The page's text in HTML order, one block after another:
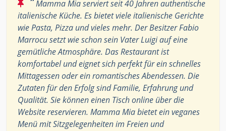
Mamma Mia serviert seit 40 Jahren authentische
italienische Küche. Es bietet viele italienische Gerichte
wie Pasta, Pizza und vieles mehr. Der Besitzer Fabio
Marrocu setzt wie schon sein Vater Luigi auf eine
gemütliche Atmosphäre. Das Restaurant ist
komfortabel und eignet sich perfekt für ein schnelles
Mittagessen oder ein romantisches Abendessen. Die
Zutaten für den Erfolg sind Familie, Erfahrung und
Qualität. Sie können einen Tisch online über die
Website reservieren. Mamma Mia bietet ein veganes
Menü mit Sitzgelegenheiten im Freien und